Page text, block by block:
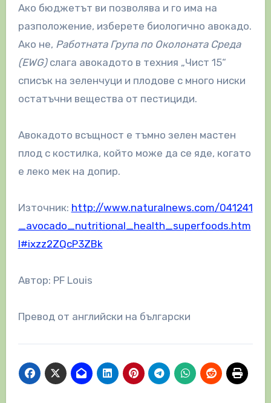
Ако бюджетът ви позволява и го има на
разположение, изберете биологично авокадо.
Ако не, Работната Група по Околоната Среда
(EWG)слага авокадото в техния „Чист 15“
списък на зеленчуци и плодове с много ниски
остатъчни вещества от пестициди.
Авокадото всъщност е тъмно зелен мастен
плод с костилка, който може да се яде, когато
е леко мек на допир.
Източник: http://www.naturalnews.com/041241
_avocado_nutritional_health_superfoods.htm
l#ixzz2ZQcP3ZBk
Автор: PF Louis
Превод от английски на български